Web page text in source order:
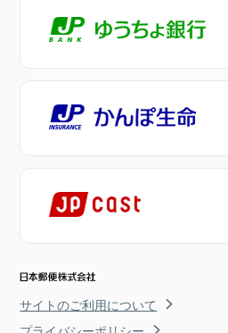
サイトのご利用について